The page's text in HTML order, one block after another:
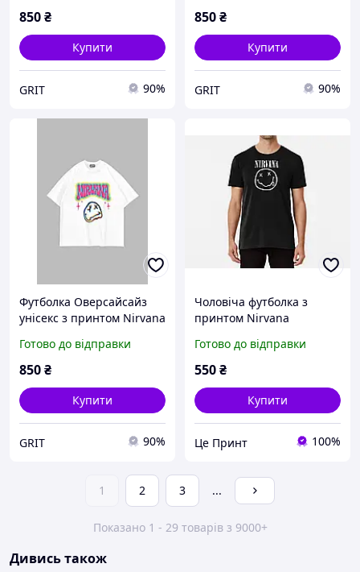
850₴
Купити
GRIT 90%
850₴
Купити
GRIT 90%
Футболка Оверсайсайз
унісекс з принтом Nirvana
Готово до відправки
850₴
Купити
GRIT 90%
Чоловіча футболка з
принтом Nirvana
Готово до відправки
550₴
Купити
Це Принт 100%
1 2 3 ...
Показано 1 - 29 товарів з 9000+
Дивись також